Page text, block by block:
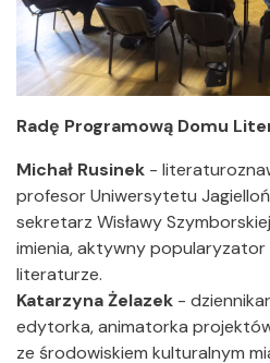
Radę Programową Domu
Michał Rusinek -
profesor Uniwersytetu
sekretarz Wisławy
imienia, aktywny popularyzator
literaturze.
Katarzyna Żelazek -
edytorka, animatorka
ze środowiskiem kulturalnym